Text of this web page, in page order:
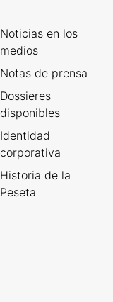
Noticias en los
medios
Notas de prensa
Dossieres
disponibles
Identidad
corporativa
Historia de la
Peseta